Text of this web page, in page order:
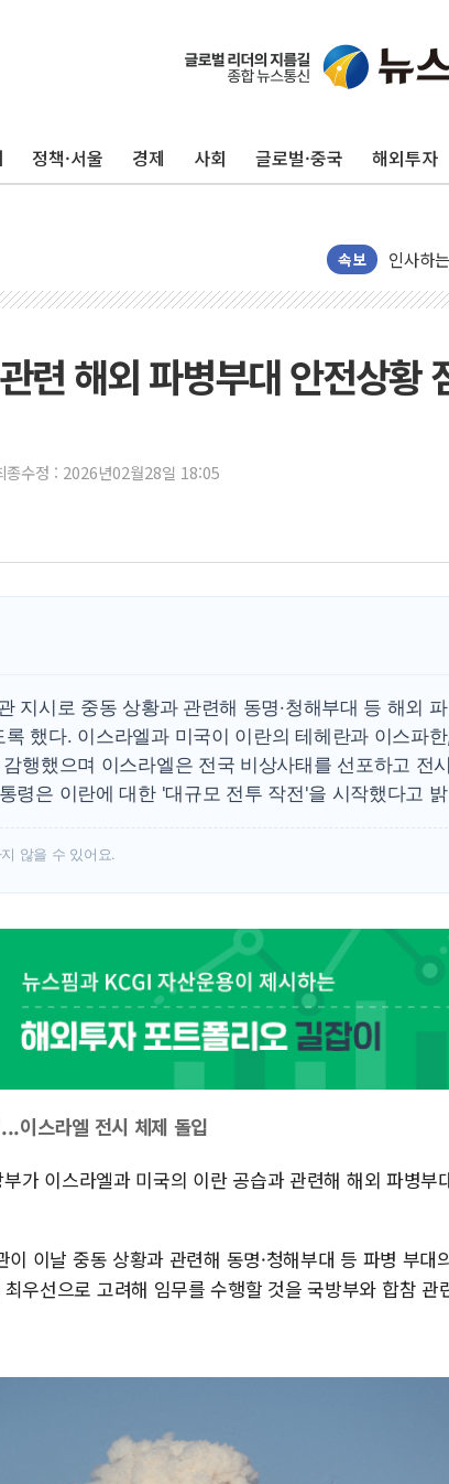
정책·서울 경제 사회 글로벌·중국 해외투자
속보
포항시
울진·
인천 합
[속보]
[속보]
이번주
美, 이
강릉·
폐기
서울
李대
여수 오
추미애,
인천
'화합'
련 해외 파병부대 안전상황
종수정 : 2026년02월28일 18:05
지시로 중동 상황과 관련해 동명·청해부대 등 해외
했다. 이스라엘과 미국이 이란의 테헤란과 이스파
행했으며 이스라엘은 전국 비상사태를 선포하고 전
령은 이란에 대한 '대규모 전투 작전'을 시작했다고
않을 수 있어요.
이스라엘 전시 체제 돌입
가 이스라엘과 미국의 이란 공습과 관련해 해외 파병부
이날 중동 상황과 관련해 동명·청해부대 등 파병 부대
우선으로 고려해 임무를 수행할 것을 국방부와 합참 관